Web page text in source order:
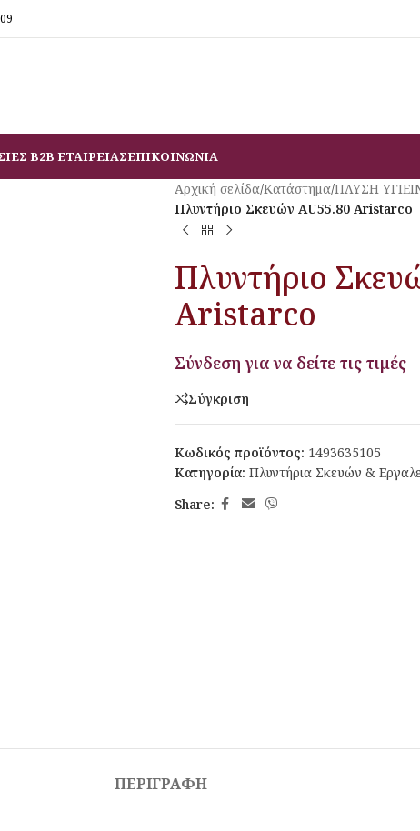
B2B ΕΤΑΙΡΕΙΑΣΕΠΙΚΟΙΝΩΝΙΑ
Αρχική σελίδα/Κατάστημα/ΠΛΥΣΗ
Πλυντήριο Σκευών AU55.80 Aristarco
Πλυντήριο
Aristarco
Σύνδεση για να δείτε τις τιμές
Σύγκριση
Κωδικός προϊόντος: 1493635105
Κατηγορία: Πλυντήρια Σκευών &
Share:
ΠΕΡΙΓΡΑΦΉ